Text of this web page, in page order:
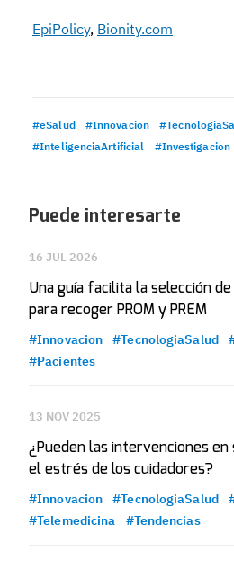
EpiPolicy, Bionity.com
#eSalud #Innovacion
#InteligenciaArtificial
#Investigacion
Puede interesarte
16 JUL 2026
Una guía facilita la selección
para recoger PROM y PREM
#Innovacion #TecnologiaSalud
#Pacientes
13 NOV 2025
¿Pueden las intervenciones
el estrés de los cuidadores?
#Innovacion #TecnologiaSalud
#Telemedicina
#Tendencias